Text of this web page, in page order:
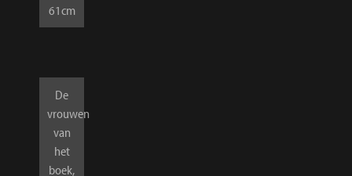
61cm
De
vrouwen
van
het
boek,